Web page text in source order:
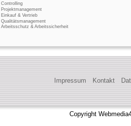
Controlling
Projektmanagement
Einkauf & Vertrieb
Qualitätsmanagement
Arbeitsschutz & Arbeitssicherheit
Impressum Kontakt
Copyright